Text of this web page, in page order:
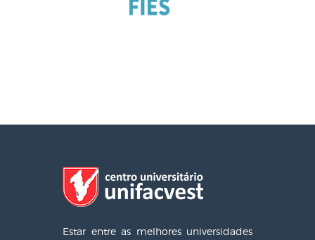
Estar entre as melhores universidades